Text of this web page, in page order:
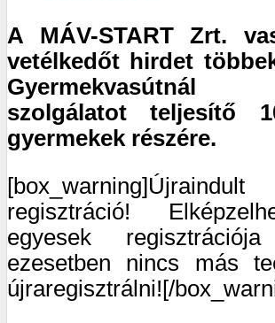
A MÁV-START Zrt.
vetélkedőt hirdet
Gyermekvasútnál
szolgálatotteljesítő
gyermekek részére.
regisztráció!
egyesek
ezesetben nincs más
újraregisztrálni![/